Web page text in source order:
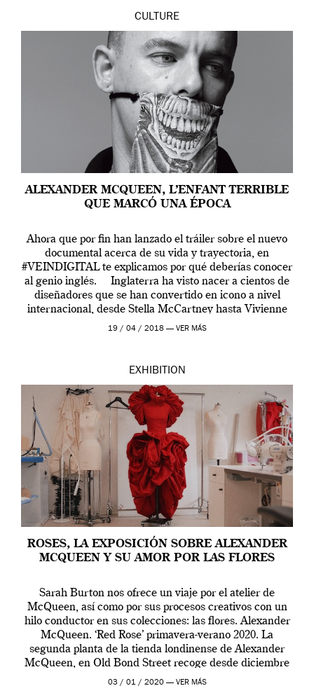
CULTURE
ALEXANDER MCQUEEN, L’ENFANT TERRIBLE
QUE MARCÓ UNA ÉPOCA
Ahora que por fin han lanzado el tráiler sobre el nuevo
documental acerca de su vida y trayectoria, en
#VEINDIGITAL te explicamos por qué deberías conocer
al genio inglés. Inglaterra ha visto nacer a cientos de
diseñadores que se han convertido en icono a nivel
internacional, desde Stella McCartney hasta Vivienne
Westwood pasando […]
19 / 04 / 2018 — VER MÁS
EXHIBITION
ROSES, LA EXPOSICIÓN SOBRE ALEXANDER
MCQUEEN Y SU AMOR POR LAS FLORES
Sarah Burton nos ofrece un viaje por el atelier de
McQueen, así como por sus procesos creativos con un
hilo conductor en sus colecciones: las flores. Alexander
McQueen. ‘Red Rose’ primavera-verano 2020. La
segunda planta de la tienda londinense de Alexander
McQueen, en Old Bond Street recoge desde diciembre
de 2019 hasta final de abril […]
03 / 01 / 2020 — VER MÁS